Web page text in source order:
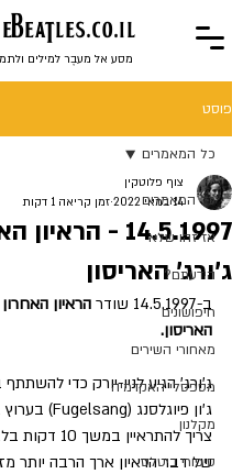
BeaTles.co.il
מסע אל מעבֶר למילים
פוסט
כל המאמרים
אז זהו שלא
הידעתם?
חיפושונים
מאחורי השירים
מספסלי האקדמיה
מקלנון
סיפורי ביטלס
כל המאמרים
14.5.1997 -
ג'ורג' האריסון
צוף פלוטקין
14 במאי 2022
זמן קריאה 1 דקות
ב-14.5.1997 שודר
הראיון
האריסון.
ג'ורג' הגיע לניו-יורק כדי
צריך להתראיין
של דבר הראיון ארך הרבה יותר